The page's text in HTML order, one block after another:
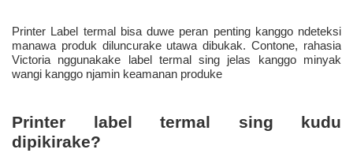
Printer Label termal bisa duwe peran penting kanggo ndeteksi
manawa produk diluncurake utawa dibukak. Contone, rahasia
Victoria nggunakake label termal sing jelas kanggo minyak
wangi kanggo njamin keamanan produke
Printer label termal sing kudu
dipikirake?